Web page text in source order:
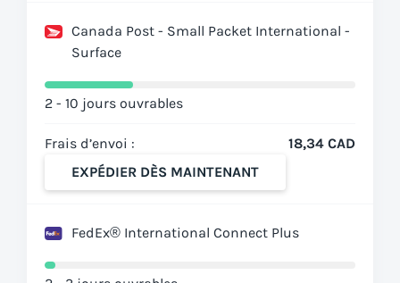
Canada Post - Small Packet International -
Surface
2 - 10 jours ouvrables
Frais d’envoi :
18,34 CAD
EXPÉDIER DÈS MAINTENANT
FedEx® International Connect Plus